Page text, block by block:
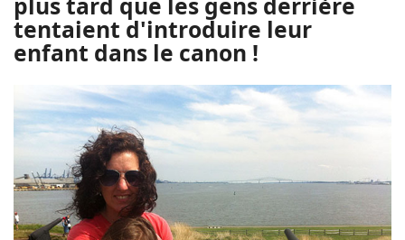
tentaient d'introduire leur
enfant dans le canon !